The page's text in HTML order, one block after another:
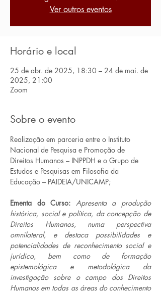
Ver outros eventos
Horário e local
25 de abr. de 2025, 18:30 – 24 de mai. de
2025, 21:00
Zoom
Sobre o evento
Realização em parceria entre o Instituto
Nacional de Pesquisa e Promoção de
Direitos Humanos – INPPDH e o Grupo de
Estudos e Pesquisas em Filosofia da
Educação – PAIDEIA/UNICAMP;
Ementa do Curso: Apresenta a produção
histórica, social e política, da concepção de
Direitos Humanos, numa perspectiva
omnilateral, e destaca possibilidades e
potencialidades de reconhecimento social e
jurídico, bem como de formação
epistemológica e metodológica da
investigação sobre o campo dos Direitos
Humanos em todas as áreas do conhecimento